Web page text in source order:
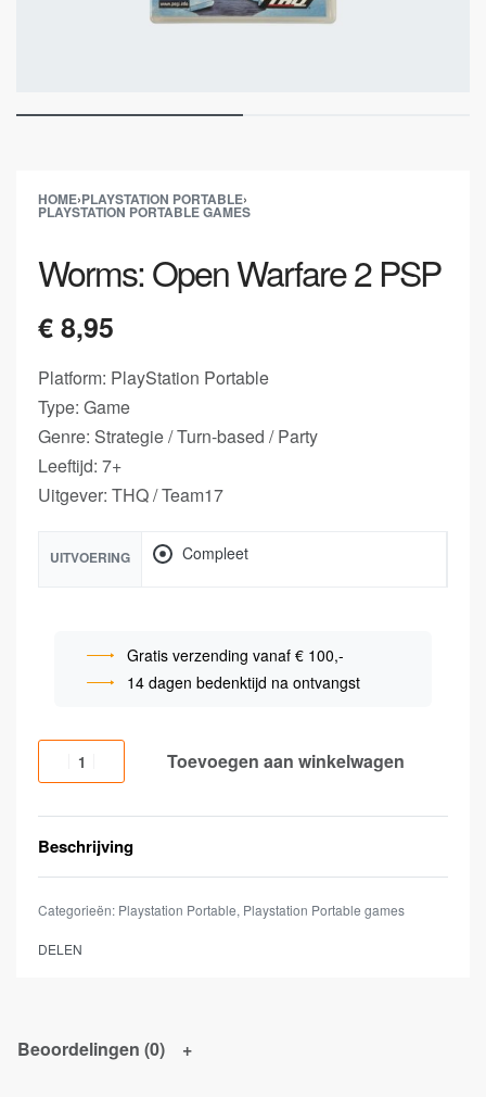
HOME›PLAYSTATION PORTABLE›
PLAYSTATION PORTABLE GAMES
Worms: Open Warfare 2 PSP
€8,95
Platform: PlayStation Portable
Type: Game
Genre: Strategie / Turn-based / Party
Leeftijd: 7+
Uitgever: THQ / Team17
UITVOERING Compleet
Gratis verzending vanaf € 100,-
14 dagen bedenktijd na ontvangst
Toevoegen aan winkelwagen
Beschrijving
Categorieën: Playstation Portable, Playstation Portable games
DELEN
Beoordelingen (0)